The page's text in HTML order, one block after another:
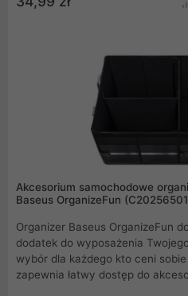
kompaktowy rozmiar i silikonowa
przechowywać go w schowku,
torbie. W zestawie znajdziesz
samodzielnie sprawdzić
Akcesorium samochodowe
Baseus OrganizeFun
Organizer Baseus OrganizeFun
dodatek do wyposażenia
wybór dla każdego kto ceni